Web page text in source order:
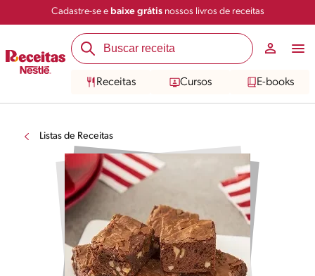
Cadastre-se e baixe grátisnossos livros de receitas
Receitas Cursos E-books
Listas de Receitas